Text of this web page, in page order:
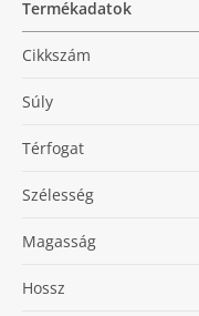
Termékadatok
Cikkszám
Súly
Térfogat
Szélesség
Magasság
Hossz